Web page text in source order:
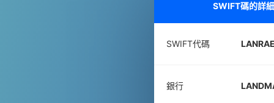
SWIFT碼的詳
SWIFT代碼
銀行